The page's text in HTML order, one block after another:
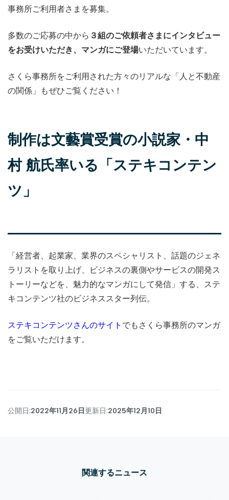
事務所ご利用者さまを募集。
多数のご応募の中から ３組のご依頼者さまにインタビュー
をお受けいただき、マンガにご登場いただいています。
さくら事務所をご利用された方々のリアルな「人と不動産
の関係」もぜひご覧ください！
制作は文藝賞受賞の小説家・中
村 航氏率いる「ステキコンテン
ツ」
「経営者、起業家、業界のスペシャリスト、話題のジェネ
ラリストを取り上げ、ビジネスの裏側やサービスの開発ス
トーリーなどを、魅力的なマンガにして発信」する、ステ
キコンテンツ社のビジネススター列伝。
ステキコンテンツさんのサイト でもさくら事務所のマンガ
をご覧いただけます。
公開日:2022年11月26日更新日:2025年12月10日
関連するニュース